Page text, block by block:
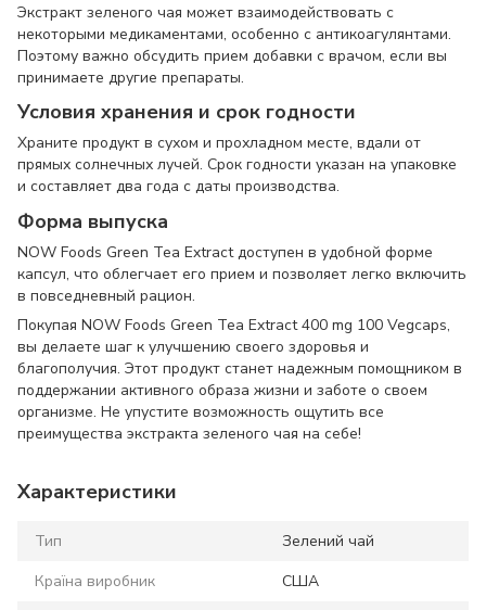
Экстракт зеленого чая может взаимодействовать с
некоторыми медикаментами, особенно с антикоагулянтами.
Поэтому важно обсудить прием добавки с врачом, если вы
принимаете другие препараты.
Условия хранения и срок годности
Храните продукт в сухом и прохладном месте, вдали от
прямых солнечных лучей. Срок годности указан на упаковке
и составляет два года с даты производства.
Форма выпуска
NOW Foods Green Tea Extract доступен в удобной форме
капсул, что облегчает его прием и позволяет легко включить
в повседневный рацион.
Покупая NOW Foods Green Tea Extract 400 mg 100 Vegcaps,
вы делаете шаг к улучшению своего здоровья и
благополучия. Этот продукт станет надежным помощником в
поддержании активного образа жизни и заботе о своем
организме. Не упустите возможность ощутить все
преимущества экстракта зеленого чая на себе!
Характеристики
Тип
Зелений чай
Країна виробник
США